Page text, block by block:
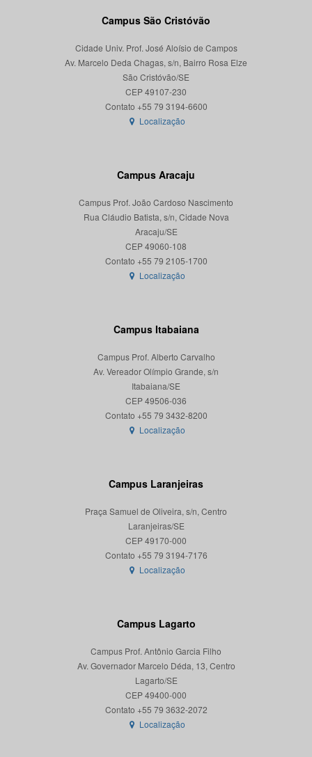
Campus São Cristóvão
Cidade Univ. Prof. José Aloísio de Campos
Av. Marcelo Deda Chagas, s/n, Bairro Rosa Elze
São Cristóvão/SE
CEP 49107-230
Localização
Campus Aracaju
Campus Prof. João Cardoso Nascimento
Rua Cláudio Batista, s/n, Cidade Nova
Aracaju/SE
CEP 49060-108
Localização
Campus Itabaiana
Campus Prof. Alberto Carvalho
Av. Vereador Olímpio Grande, s/n
Itabaiana/SE
CEP 49506-036
Localização
Campus Laranjeiras
Praça Samuel de Oliveira, s/n, Centro
Laranjeiras/SE
CEP 49170-000
Localização
Campus Lagarto
Campus Prof. Antônio Garcia Filho
Av. Governador Marcelo Déda, 13, Centro
Lagarto/SE
CEP 49400-000
Localização